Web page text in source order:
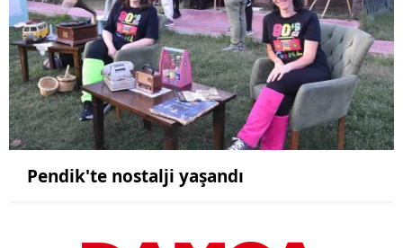
Pendik'te nostalji yaşandı